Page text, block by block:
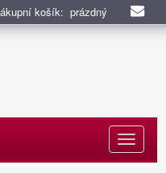
košík: prázdný